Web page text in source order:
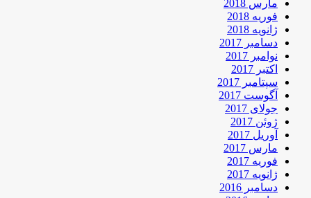
مارس 2018
فوریه 2018
ژانویه 2018
دسامبر 2017
نوامبر 2017
اکتبر 2017
سپتامبر 2017
آگوست 2017
جولای 2017
ژوئن 2017
آوریل 2017
مارس 2017
فوریه 2017
ژانویه 2017
دسامبر 2016